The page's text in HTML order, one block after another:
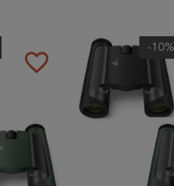
favorite_border
-10%